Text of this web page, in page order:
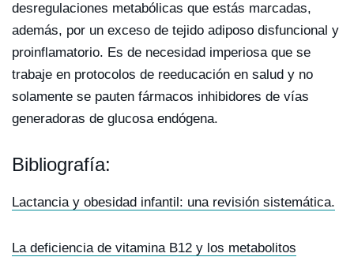
desregulaciones metabólicas que estás marcadas,
además, por un exceso de tejido adiposo disfuncional y
proinflamatorio. Es de necesidad imperiosa que se
trabaje en protocolos de reeducación en salud y no
solamente se pauten fármacos inhibidores de vías
generadoras de glucosa endógena.
Bibliografía:
Lactancia y obesidad infantil: una revisión sistemática.
La deficiencia de vitamina B12 y los metabolitos